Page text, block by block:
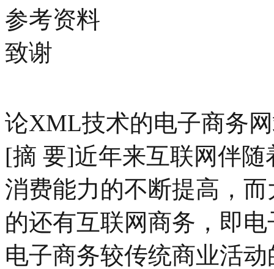
参考资料
致谢
论XML技术的电子商务
[摘 要]近年来互联网伴
消费能力的不断提高，
的还有互联网商务，即
电子商务较传统商业活